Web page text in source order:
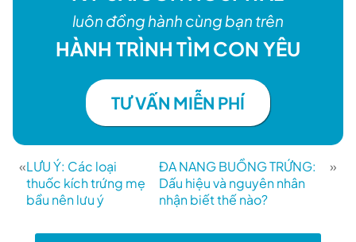
luôn đồng hành cùng bạn trên
HÀNH TRÌNH TÌM CON YÊU
TƯ VẤN MIỄN PHÍ
«LƯU Ý: Các loại
thuốc kích trứng mẹ
bầu nên lưu ý
ĐA NANG BUỒNG TRỨNG:
Dấu hiệu và nguyên nhân
nhận biết thế nào?
»